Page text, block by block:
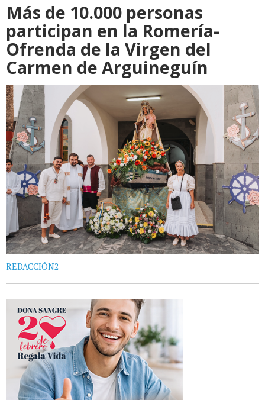
Más de 10.000 personas
participan en la Romería-
Ofrenda de la Virgen del
Carmen de Arguineguín
REDACCIÓN2